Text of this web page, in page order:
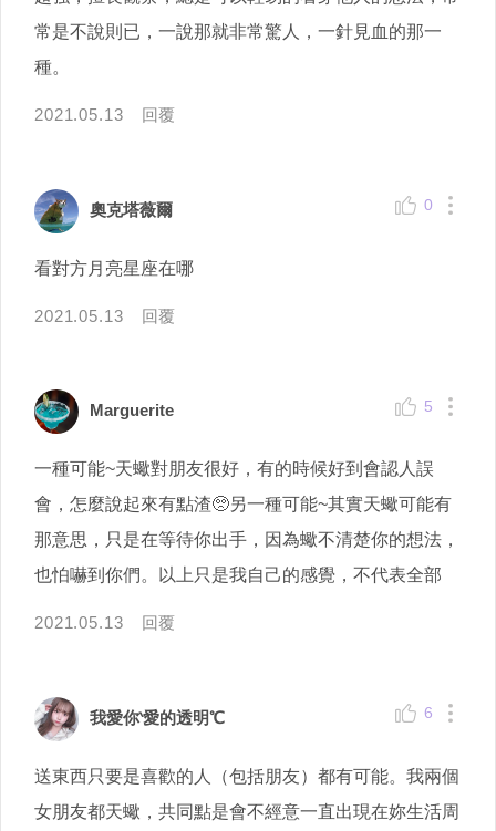
常是不說則已，一說那就非常驚人，一針見血的那一
種。
2021.05.13 回覆
奧克塔薇爾 0
看對方月亮星座在哪
2021.05.13 回覆
Marguerite 5
一種可能~天蠍對朋友很好，有的時候好到會認人誤
會，怎麼說起來有點渣🥺另一種可能~其實天蠍可能有
那意思，只是在等待你出手，因為蠍不清楚你的想法，
也怕嚇到你們。以上只是我自己的感覺，不代表全部
2021.05.13 回覆
我愛你‵愛的透明℃ 6
送東西只要是喜歡的人（包括朋友）都有可能。我兩個
女朋友都天蠍，共同點是會不經意一直出現在妳生活周